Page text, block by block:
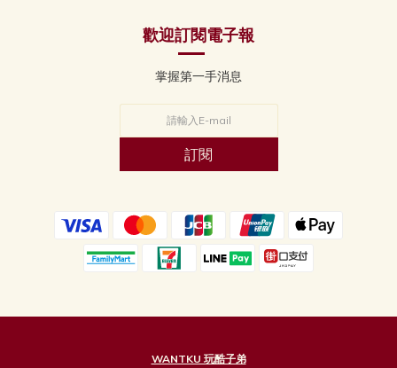
歡迎訂閱電子報
掌握第一手消息
訂閱
WANTKU 玩酷子弟